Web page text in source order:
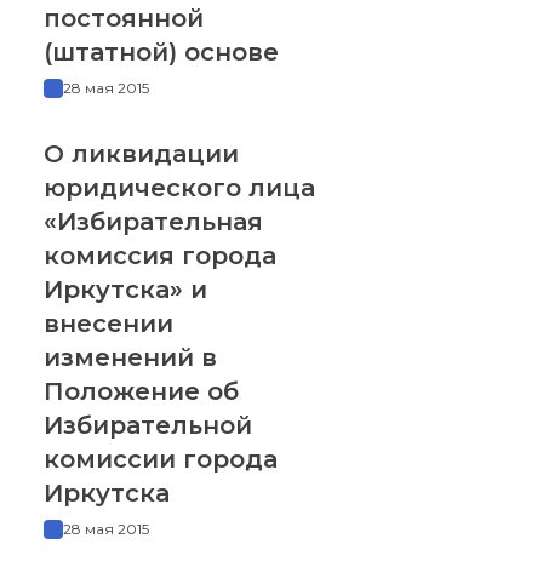
постоянной
(штатной) основе
28 мая 2015
О ликвидации
юридического лица
«Избирательная
комиссия города
Иркутска» и
внесении
изменений в
Положение об
Избирательной
комиссии города
Иркутска
28 мая 2015